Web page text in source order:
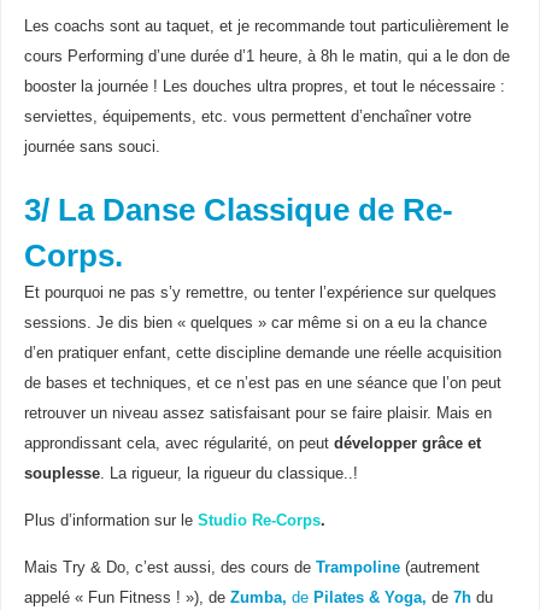
Les coachs sont au taquet, et je recommande tout particulièrement le
cours Performing d’une durée d’1 heure, à 8h le matin, qui a le don de
booster la journée ! Les douches ultra propres, et tout le nécessaire :
serviettes, équipements, etc. vous permettent d’enchaîner votre
journée sans souci.
3/ La Danse Classique de Re-
Corps.
Et pourquoi ne pas s’y remettre, ou tenter l’expérience sur quelques
sessions. Je dis bien « quelques » car même si on a eu la chance
d’en pratiquer enfant, cette discipline demande une réelle acquisition
de bases et techniques, et ce n’est pas en une séance que l’on peut
retrouver un niveau assez satisfaisant pour se faire plaisir. Mais en
approndissant cela, avec régularité, on peut développer grâce et
souplesse. La rigueur, la rigueur du classique..!
Plus d’information sur le Studio Re-Corps.
Mais Try & Do, c’est aussi, des cours de Trampoline(autrement
appelé « Fun Fitness ! »), de Zumba, dePilates & Yoga, de7h du